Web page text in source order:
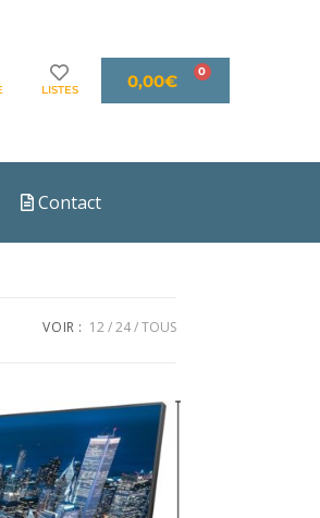
LISTES 0,00€
Contact
VOIR : 12 24 TOUS